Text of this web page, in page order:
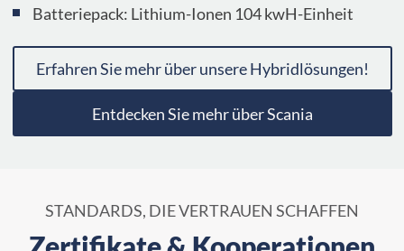
Batteriepack: Lithium-Ionen 104 kwH-Einheit
Erfahren Sie mehr über unsere Hybridlösungen!
Entdecken Sie mehr über Scania
STANDARDS, DIE VERTRAUEN SCHAFFEN